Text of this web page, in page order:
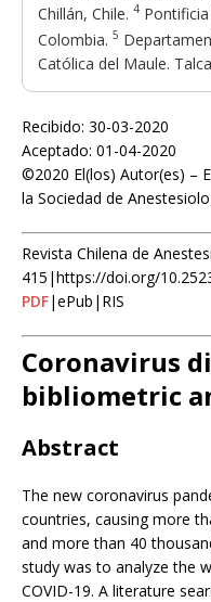
Chillán, Chile. 4
Colombia. 5
Católica del Maule.
Recibido: 30-03-2020
Aceptado: 01-04-2020
©2020 El(los) Autor(es) –
la Sociedad de
Revista Chilena de
415|https://doi.org/
PDF|ePub|RIS
Coronavirus
bibliometric
Abstract
The new coronavirus
countries, causing more
and more than 40
study was to analyze the
COVID-19. A literature